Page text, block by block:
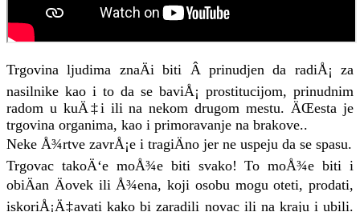
Trgovina ljudima znaÄi biti Â prinudjen da radiÅ¡ za
nasilnike kao i to da se baviÅ¡ prostitucijom, prinudnim
radom u kuÄ‡i ili na nekom drugom mestu. ÄŒesta je
trgovina organima, kao i primoravanje na brakove..
Neke Å¾rtve zavrÅ¡e i tragiÄno jer ne uspeju da se spasu.
Trgovac takoÄ‘e moÅ¾e biti svako! To moÅ¾e biti i
obiÄan Äovek ili Å¾ena, koji osobu mogu oteti, prodati,
iskoriÅ¡Ä‡avati kako bi zaradili novac ili na kraju i ubili.